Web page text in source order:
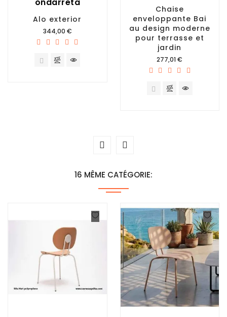
Alo exterior
Prix
344,00 €
Chaise
enveloppante Bai
au design moderne
pour terrasse et
jardin
Prix
277,01 €
16 MÊME CATÉGORIE: